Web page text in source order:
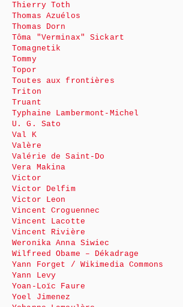
Thierry Toth
Thomas Azuélos
Thomas Dorn
Tôma "Verminax" Sickart
Tomagnetik
Tommy
Topor
Toutes aux frontières
Triton
Truant
Typhaine Lambermont-Michel
U. G. Sato
Val K
Valère
Valérie de Saint-Do
Vera Makina
Victor
Victor Delfim
Victor Leon
Vincent Croguennec
Vincent Lacotte
Vincent Rivière
Weronika Anna Siwiec
Wilfreed Obame – Dékadrage
Yann Forget / Wikimedia Commons
Yann Levy
Yoan-Loïc Faure
Yoel Jimenez